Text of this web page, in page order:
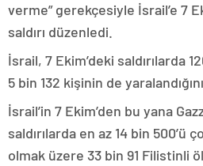
verme” gerekçesiyle İsrail’e 7
saldırı düzenledi.
İsrail, 7 Ekim’deki saldırılarda
5 bin 132 kişinin de yaralandığını
İsrail’in 7 Ekim’den bu yana
saldırılarda en az 14 bin 500’ü
olmak üzere 33 bin 91 Filistinli